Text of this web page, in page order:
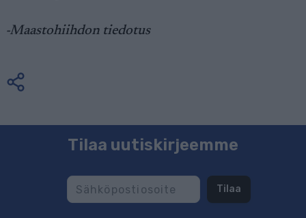
-Maastohiihdon tiedotus
Tilaa uutiskirjeemme
Tilaa